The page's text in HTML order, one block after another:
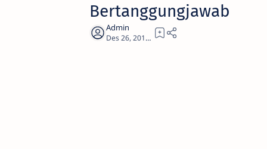
Bertanggungjawab
1